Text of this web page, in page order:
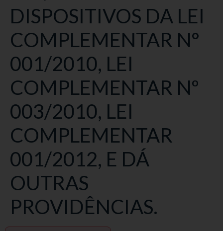
DISPOSITIVOS DA LEI
COMPLEMENTAR N°
001/2010, LEI
COMPLEMENTAR Nº
003/2010, LEI
COMPLEMENTAR
001/2012, E DÁ
OUTRAS
PROVIDÊNCIAS.